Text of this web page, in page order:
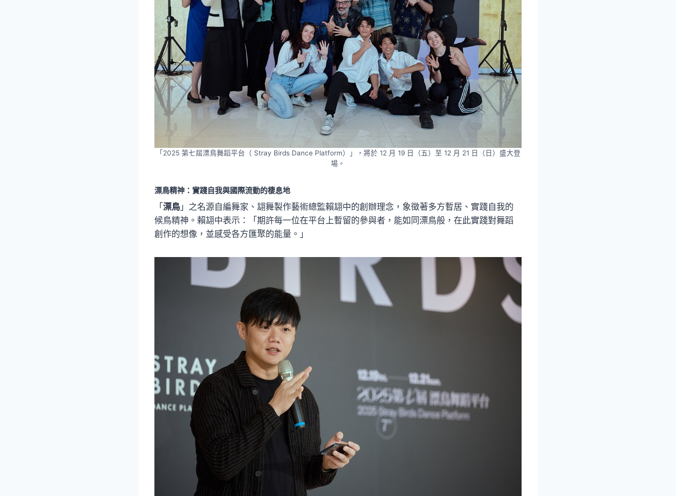
「2025 第七屆漂鳥舞蹈平台（ Stray Birds Dance Platform）」，將於 12 月 19 日（五）至 12 月 21 日（日）盛大登
場。
漂鳥精神：實踐自我與國際流動的棲息地
「漂鳥 」之名源自編舞家、翃舞製作藝術總監賴翃中的創辦理念，象徵著多方暫居、實踐自我的
候鳥精神。賴翃中表示：「期許每一位在平台上暫留的參與者，能如同漂鳥般，在此實踐對舞蹈
創作的想像，並感受各方匯聚的能量。」